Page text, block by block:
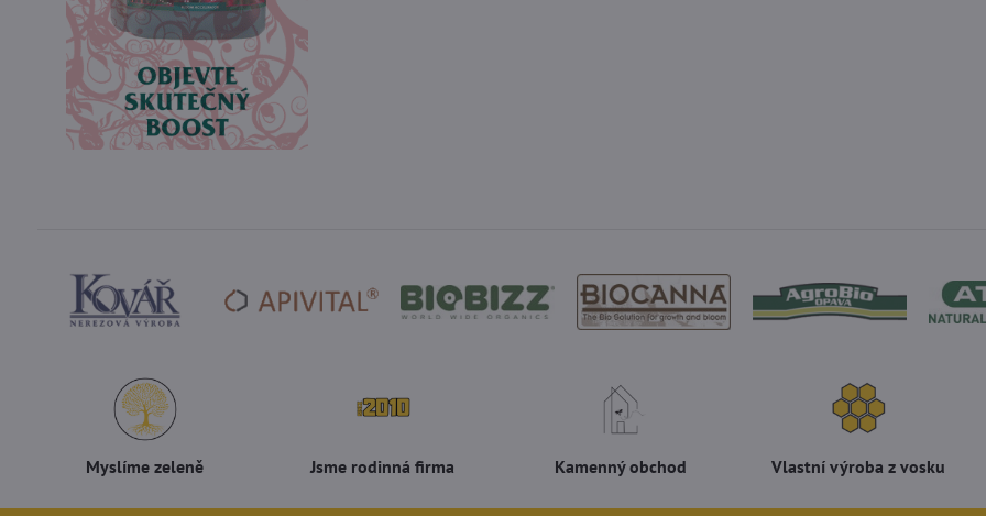
Myslíme zeleně Jsme rodinná firma Kamenný obchod Vlastní výroba z vosku